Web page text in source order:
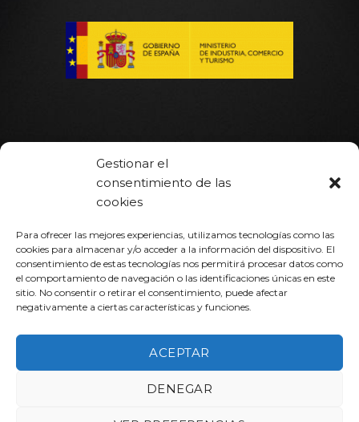
Gestionar el
consentimiento de las
cookies
Para ofrecer las mejores experiencias, utilizamos tecnologías como las
cookies para almacenar y/o acceder a la información del dispositivo. El
consentimiento de estas tecnologías nos permitirá procesar datos como
el comportamiento de navegación o las identificaciones únicas en este
sitio. No consentir o retirar el consentimiento, puede afectar
negativamente a ciertas características y funciones.
ACEPTAR
DENEGAR
Hot Runner
Portfolio
Contacto
Aviso Legal y Política de Privacidad
Copyright 2026 ©Opinsys